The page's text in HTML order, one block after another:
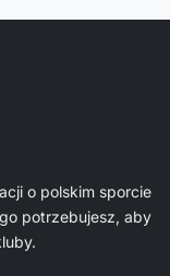
o polskim sporcie
potrzebujesz, aby